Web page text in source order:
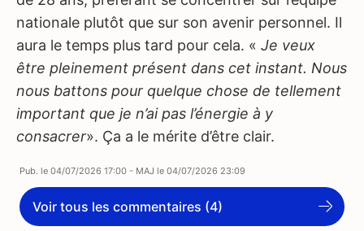
nationale plutôt que sur son avenir personnel. Il
aura le temps plus tard pour cela. « Je veux
être pleinement présent dans cet instant. Nous
nous battons pour quelque chose de tellement
important que je n’ai pas l’énergie à y
consacrer». Ça a le mérite d’être clair.
Pub. le 04/07/2026 17:00 - MAJ le 04/07/2026 23:09
Voir tous les commentaires (4)